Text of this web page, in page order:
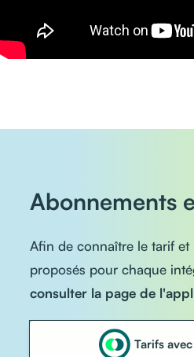
Abonnements
Afin de connaître le tarif et
proposés pour chaque
consulter la page de
Tarifs